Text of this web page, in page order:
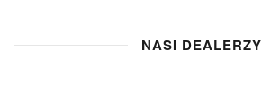
NASI DEALERZY